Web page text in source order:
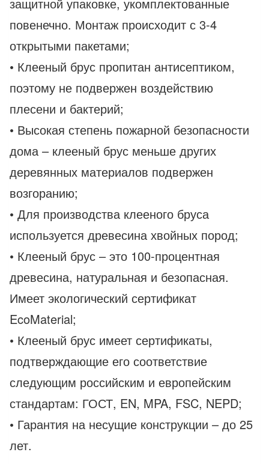
защитной упаковке, укомплектованные
повенечно. Монтаж происходит с 3-4
открытыми пакетами;
• Клееный брус пропитан антисептиком,
поэтому не подвержен воздействию
плесени и бактерий;
• Высокая степень пожарной безопасности
дома – клееный брус меньше других
деревянных материалов подвержен
возгоранию;
• Для производства клееного бруса
используется древесина хвойных пород;
• Клееный брус – это 100-процентная
древесина, натуральная и безопасная.
Имеет экологический сертификат
EcoMaterial;
• Клееный брус имеет сертификаты,
подтверждающие его соответствие
следующим российским и европейским
стандартам: ГОСТ, EN, MPA, FSC, NEPD;
• Гарантия на несущие конструкции – до 25
лет.